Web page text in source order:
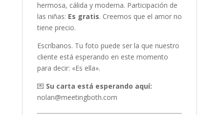
hermosa, cálida y moderna. Participación de
las niñas: Es gratis. Creemos que el amor no
tiene precio.
Escríbanos. Tu foto puede ser la que nuestro
cliente está esperando en este momento
para decir: «Es ella».
💌 Su carta está esperando aquí:
nolan@meetingboth.com